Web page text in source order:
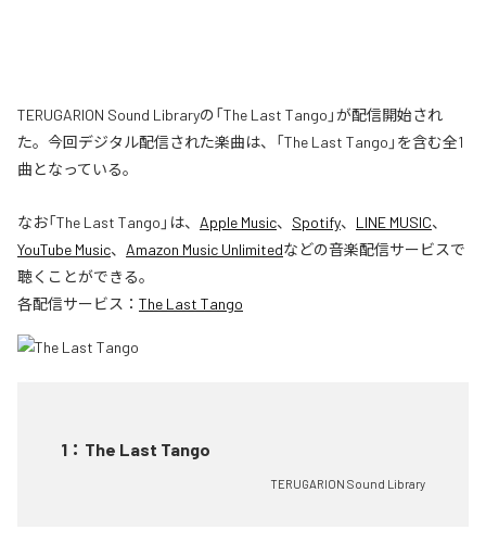
TERUGARION Sound Libraryの「The Last Tango」が配信開始され
た。今回デジタル配信された楽曲は、「The Last Tango」を含む全1
曲となっている。
なお「The Last Tango 」は、 Apple Music、 Spotify、 LINE MUSIC、
YouTube Music、 Amazon Music Unlimitedなどの音楽配信サービスで
聴くことができる。
各配信サービス： The Last Tango
1 ： The Last Tango
TERUGARION Sound Library